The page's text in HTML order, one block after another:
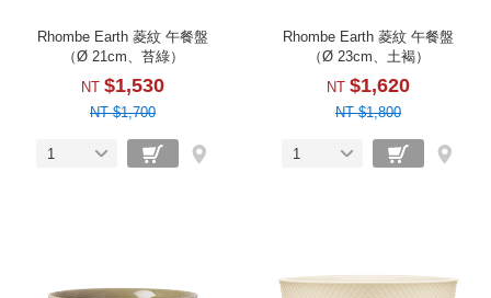
Rhombe Earth 菱紋 午餐盤
（Ø 21cm、苔綠）
NT $1,530
NT $1,700
1
Rhombe Earth 菱紋 午餐盤
（Ø 23cm、土褐）
NT $1,620
NT $1,800
1